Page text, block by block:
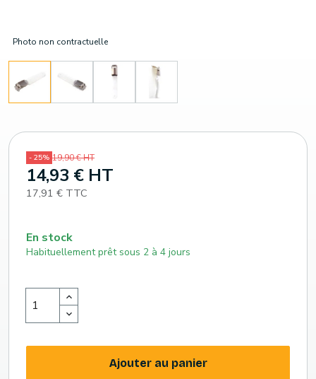
Photo non contractuelle
- 25% 19,90 € HT
14,93 € HT
17,91 € TTC
En stock
Habituellement prêt sous 2 à 4 jours
Ajouter au panier